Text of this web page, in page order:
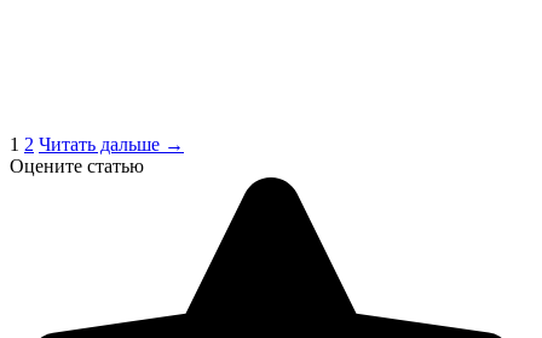
1 2 Читать дальше →
Оцените статью